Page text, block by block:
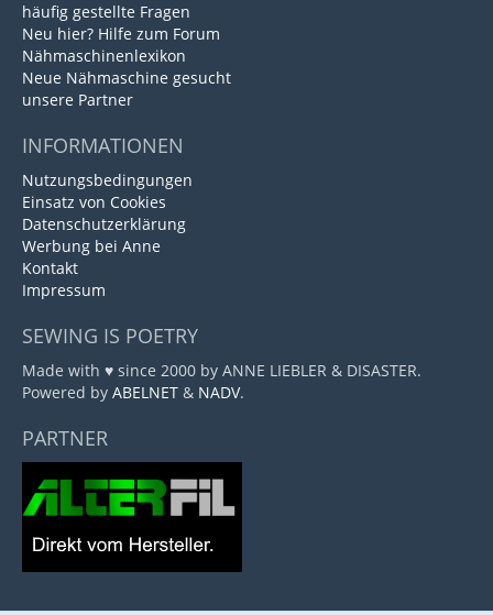
häufig gestellte Fragen
Neu hier? Hilfe zum Forum
Nähmaschinenlexikon
Neue Nähmaschine gesucht
unsere Partner
INFORMATIONEN
Nutzungsbedingungen
Einsatz von Cookies
Datenschutzerklärung
Werbung bei Anne
Kontakt
Impressum
SEWING IS POETRY
Made with ♥ since 2000 by ANNE LIEBLER & DISASTER.
Powered by ABELNET & NADV.
PARTNER